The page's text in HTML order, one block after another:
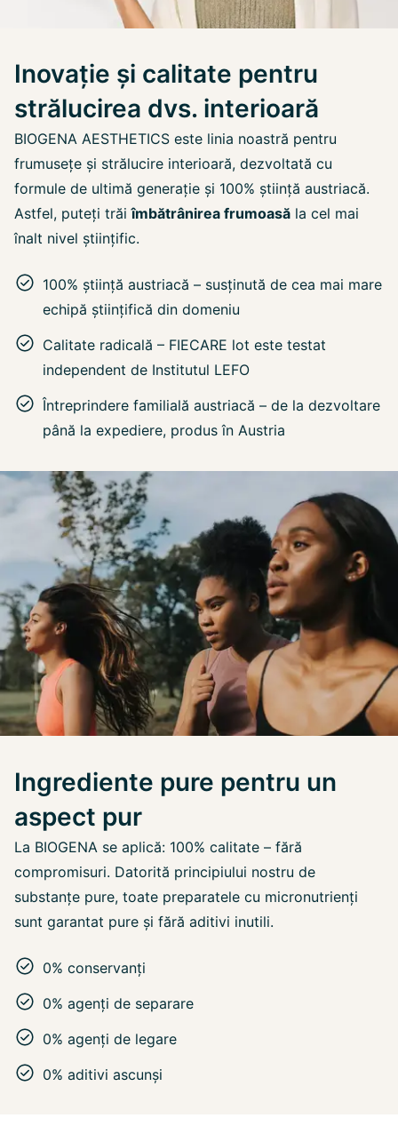
Inovație și calitate pentru
strălucirea dvs. interioară
BIOGENA AESTHETICS este linia noastră pentru
frumusețe și strălucire interioară, dezvoltată cu
formule de ultimă generație și 100% știință austriacă.
Astfel, puteți trăiîmbătrânirea frumoasă la cel mai
înalt nivel științific.
100% știință austriacă – susținută de cea mai mare
echipă științifică din domeniu
Calitate radicală – FIECARE lot este testat
independent de Institutul LEFO
Întreprindere familială austriacă – de la dezvoltare
până la expediere, produs în Austria
Ingrediente pure pentru un
aspect pur
La BIOGENA se aplică: 100% calitate – fără
compromisuri. Datorită principiului nostru de
substanțe pure, toate preparatele cu micronutrienți
sunt garantat pure și fără aditivi inutili.
0% conservanți
0% agenți de separare
0% agenți de legare
0% aditivi ascunși